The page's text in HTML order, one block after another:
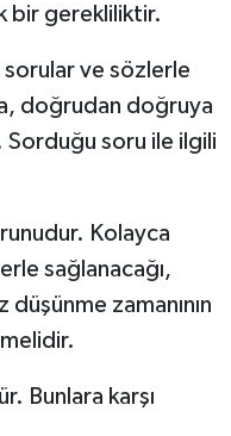
bir gerekliliktir.
sorular ve sözlerle
doğrudan doğruya
Sorduğu soru ile ilgili
Kolayca
sağlanacağı,
zamanının
Bunlara karşı